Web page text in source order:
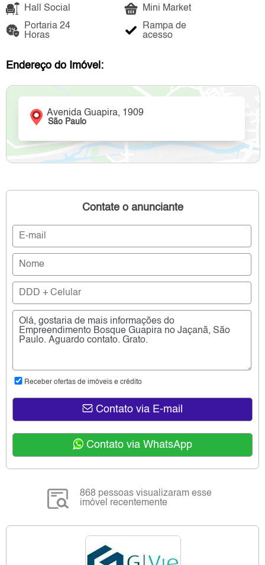
Hall Social
Mini Market
Portaria 24
Horas
Rampa de
acesso
Endereço do Imóvel:
Avenida Guapira, 1909
São Paulo
Contate o anunciante
Receber ofertas de imóveis e crédito
Contato via E-mail
Contato via WhatsApp
868 pessoas visualizaram esse
imóvel recentemente